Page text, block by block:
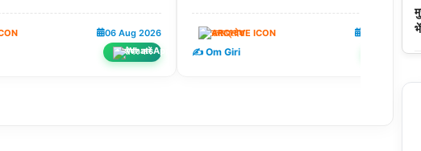
06 Aug 2026
शेयर करें
उत्तरप्रदेश 06 Aug 2026
✍️ Om Giri शेयर करें